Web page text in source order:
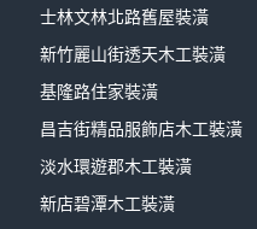
士林文林北路舊屋裝潢
新竹麗山街透天木工裝潢
基隆路住家裝潢
昌吉街精品服飾店木工裝潢
淡水環遊郡木工裝潢
新店碧潭木工裝潢